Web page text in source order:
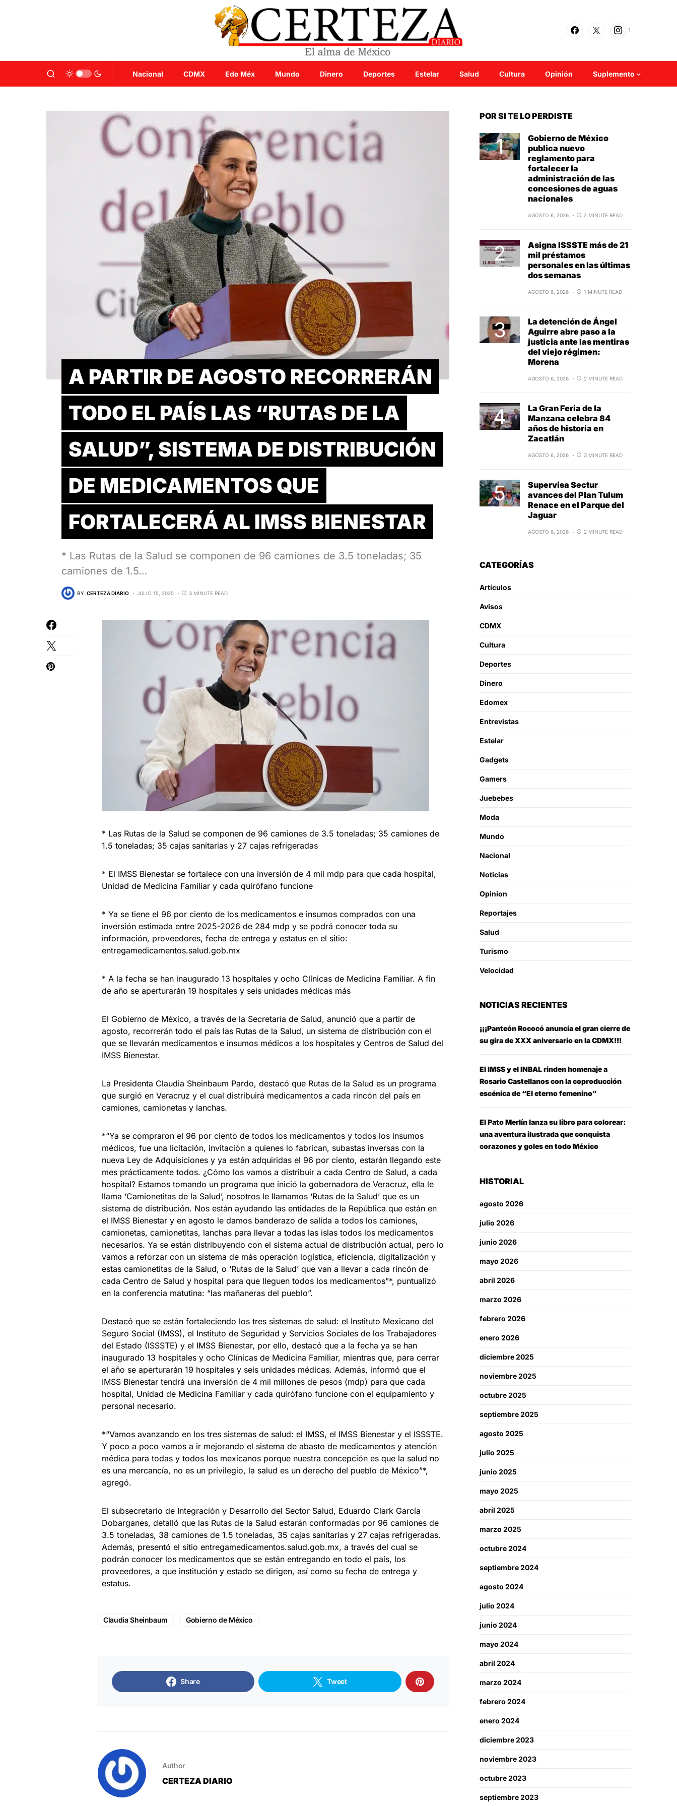
1
Nacional CDMX Edo Méx Mundo Dinero Deportes Estelar Salud Cultura Opinión Suplemento
A PARTIR DE AGOSTO RECORRERÁN
TODO EL PAÍS LAS “RUTAS DE LA
SALUD”, SISTEMA DE DISTRIBUCIÓN
DE MEDICAMENTOS QUE
FORTALECERÁ AL IMSS BIENESTAR
* Las Rutas de la Salud se componen de 96 camiones de 3.5 toneladas; 35
camiones de 1.5…
BY CERTEZA DIARIO JULIO 15, 2025 3 MINUTE READ
* Las Rutas de la Salud se componen de 96 camiones de 3.5 toneladas; 35 camiones de
1.5 toneladas; 35 cajas sanitarias y 27 cajas refrigeradas
* El IMSS Bienestar se fortalece con una inversión de 4 mil mdp para que cada hospital,
Unidad de Medicina Familiar y cada quirófano funcione
* Ya se tiene el 96 por ciento de los medicamentos e insumos comprados con una
inversión estimada entre 2025-2026 de 284 mdp y se podrá conocer toda su
información, proveedores, fecha de entrega y estatus en el sitio:
entregamedicamentos.salud.gob.mx
* A la fecha se han inaugurado 13 hospitales y ocho Clínicas de Medicina Familiar. A fin
de año se aperturarán 19 hospitales y seis unidades médicas más
El Gobierno de México, a través de la Secretaría de Salud, anunció que a partir de
agosto, recorrerán todo el país las Rutas de la Salud, un sistema de distribución con el
que se llevarán medicamentos e insumos médicos a los hospitales y Centros de Salud del
IMSS Bienestar.
La Presidenta Claudia Sheinbaum Pardo, destacó que Rutas de la Salud es un programa
que surgió en Veracruz y el cual distribuirá medicamentos a cada rincón del país en
camiones, camionetas y lanchas.
*“Ya se compraron el 96 por ciento de todos los medicamentos y todos los insumos
médicos, fue una licitación, invitación a quienes lo fabrican, subastas inversas con la
nueva Ley de Adquisiciones y ya están adquiridas el 96 por ciento, estarán llegando este
mes prácticamente todos. ¿Cómo los vamos a distribuir a cada Centro de Salud, a cada
hospital? Estamos tomando un programa que inició la gobernadora de Veracruz, ella le
llama ‘Camionetitas de la Salud’, nosotros le llamamos ‘Rutas de la Salud’ que es un
sistema de distribución. Nos están ayudando las entidades de la República que están en
el IMSS Bienestar y en agosto le damos banderazo de salida a todos los camiones,
camionetas, camionetitas, lanchas para llevar a todas las islas todos los medicamentos
necesarios. Ya se están distribuyendo con el sistema actual de distribución actual, pero lo
vamos a reforzar con un sistema de más operación logística, eficiencia, digitalización y
estas camionetitas de la Salud, o ‘Rutas de la Salud’ que van a llevar a cada rincón de
cada Centro de Salud y hospital para que lleguen todos los medicamentos”*, puntualizó
en la conferencia matutina: “las mañaneras del pueblo”.
Destacó que se están fortaleciendo los tres sistemas de salud: el Instituto Mexicano del
Seguro Social (IMSS), el Instituto de Seguridad y Servicios Sociales de los Trabajadores
del Estado (ISSSTE) y el IMSS Bienestar, por ello, destacó que a la fecha ya se han
inaugurado 13 hospitales y ocho Clínicas de Medicina Familiar, mientras que, para cerrar
el año se aperturarán 19 hospitales y seis unidades médicas. Además, informó que el
IMSS Bienestar tendrá una inversión de 4 mil millones de pesos (mdp) para que cada
hospital, Unidad de Medicina Familiar y cada quirófano funcione con el equipamiento y
personal necesario.
*“Vamos avanzando en los tres sistemas de salud: el IMSS, el IMSS Bienestar y el ISSSTE.
Y poco a poco vamos a ir mejorando el sistema de abasto de medicamentos y atención
médica para todas y todos los mexicanos porque nuestra concepción es que la salud no
es una mercancía, no es un privilegio, la salud es un derecho del pueblo de México”*,
agregó.
El subsecretario de Integración y Desarrollo del Sector Salud, Eduardo Clark García
Dobarganes, detalló que las Rutas de la Salud estarán conformadas por 96 camiones de
3.5 toneladas, 38 camiones de 1.5 toneladas, 35 cajas sanitarias y 27 cajas refrigeradas.
Además, presentó el sitio entregamedicamentos.salud.gob.mx, a través del cual se
podrán conocer los medicamentos que se están entregando en todo el país, los
proveedores, a que institución y estado se dirigen, así como su fecha de entrega y
estatus.
Claudia Sheinbaum Gobierno de México
Share Tweet
Author
CERTEZA DIARIO
POR SI TE LO PERDISTE
Gobierno de México
publica nuevo
reglamento para
fortalecer la
administración de las
concesiones de aguas
nacionales
AGOSTO 6, 2026 2 MINUTE READ
Asigna ISSSTE más de 21
mil préstamos
personales en las últimas
dos semanas
AGOSTO 6, 2026 1 MINUTE READ
La detención de Ángel
Aguirre abre paso a la
justicia ante las mentiras
del viejo régimen:
Morena
AGOSTO 6, 2026 2 MINUTE READ
La Gran Feria de la
Manzana celebra 84
años de historia en
Zacatlán
AGOSTO 6, 2026 3 MINUTE READ
Supervisa Sectur
avances del Plan Tulum
Renace en el Parque del
Jaguar
AGOSTO 6, 2026 2 MINUTE READ
CATEGORÍAS
Artículos
Avisos
CDMX
Cultura
Deportes
Dinero
Edomex
Entrevistas
Estelar
Gadgets
Gamers
Juebebes
Moda
Mundo
Nacional
Noticias
Opinion
Reportajes
Salud
Turismo
Velocidad
NOTICIAS RECIENTES
¡¡¡Panteón Rococó anuncia el gran cierre de
su gira de XXX aniversario en la CDMX!!!
El IMSS y el INBAL rinden homenaje a
Rosario Castellanos con la coproducción
escénica de “El eterno femenino”
El Pato Merlín lanza su libro para colorear:
una aventura ilustrada que conquista
corazones y goles en todo México
HISTORIAL
agosto 2026
julio 2026
junio 2026
mayo 2026
abril 2026
marzo 2026
febrero 2026
enero 2026
diciembre 2025
noviembre 2025
octubre 2025
septiembre 2025
agosto 2025
julio 2025
junio 2025
mayo 2025
abril 2025
marzo 2025
octubre 2024
septiembre 2024
agosto 2024
julio 2024
junio 2024
mayo 2024
abril 2024
marzo 2024
febrero 2024
enero 2024
diciembre 2023
noviembre 2023
octubre 2023
septiembre 2023